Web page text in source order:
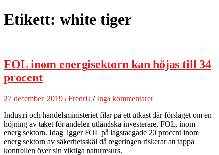
Etikett: white tiger
FOL inom energisektorn kan höjas till 34
procent
27 december, 2019 /Fredrik /Inga kommentarer
Industri och handelsministeriet filar på ett utkast där förslaget om en
höjning av taket för andelen utländska investerare, FOL, inom
energisektorn. Idag ligger FOL på lagstadgade 20 procent inom
energisektorn av säkerhetsskäl då regeringen riskerar att tappa
kontrollen över sin viktiga naturresurs.